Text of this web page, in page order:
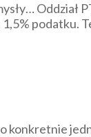
Oddział
podatku.
konkretnie